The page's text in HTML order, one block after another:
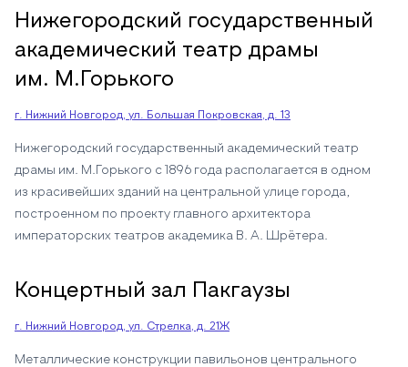
Нижегородский государственный
академический театр драмы
им. М.Горького
г. Нижний Новгород, ул. Большая Покровская, д. 13
Нижегородский государственный академический театр
драмы им. М.Горького с 1896 года располагается в одном
из красивейших зданий на центральной улице города,
построенном по проекту главного архитектора
императорских театров академика В. А. Шрётера.
Концертный зал Пакгаузы
г. Нижний Новгород, ул. Стрелка, д. 21Ж
Металлические конструкции павильонов центрального